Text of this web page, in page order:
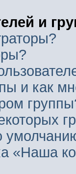
и
и как
«Наша